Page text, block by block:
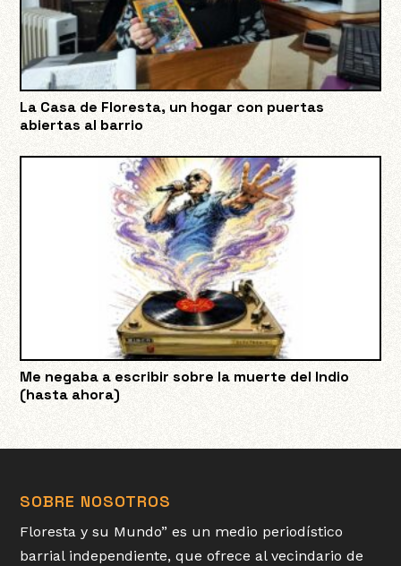
La Casa de Floresta, un hogar con puertas
abiertas al barrio
Me negaba a escribir sobre la muerte del Indio
(hasta ahora)
SOBRE NOSOTROS
Floresta y su Mundo” es un medio periodístico
barrial independiente, que ofrece al vecindario de